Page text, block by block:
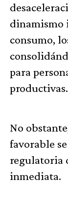
dinamismo
consumo,
para
productivas.
No
favorable
regulatoria
inmediata.